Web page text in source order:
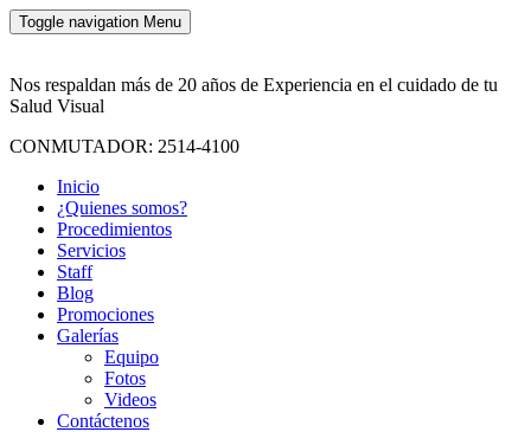
Toggle navigation Menu
Nos respaldan más de 20 años de Experiencia en el cuidado de tu
Salud Visual
CONMUTADOR: 2514-4100
Inicio
¿Quienes somos?
Procedimientos
Servicios
Staff
Blog
Promociones
Galerías
Equipo
Fotos
Videos
Contáctenos